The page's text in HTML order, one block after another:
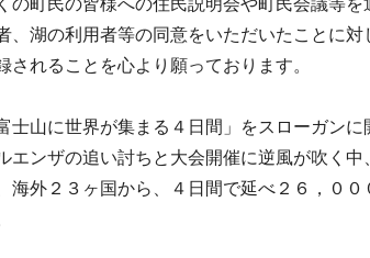
の町民の皆様への住民説明会や町民会議等
、湖の利用者等の同意をいただいたことに
れることを心より願っております。
士山に世界が集まる４日間」をスローガン
ンザの追い討ちと大会開催に逆風が吹く中
海外２３ヶ国から、４日間で延べ２６，０